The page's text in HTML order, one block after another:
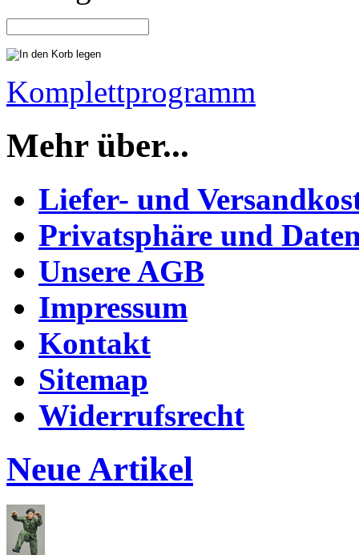
Komplettprogramm
Mehr über...
Liefer- und
Privatsphäre und
Unsere AGB
Impressum
Kontakt
Sitemap
Widerrufsrecht
Neue Artikel